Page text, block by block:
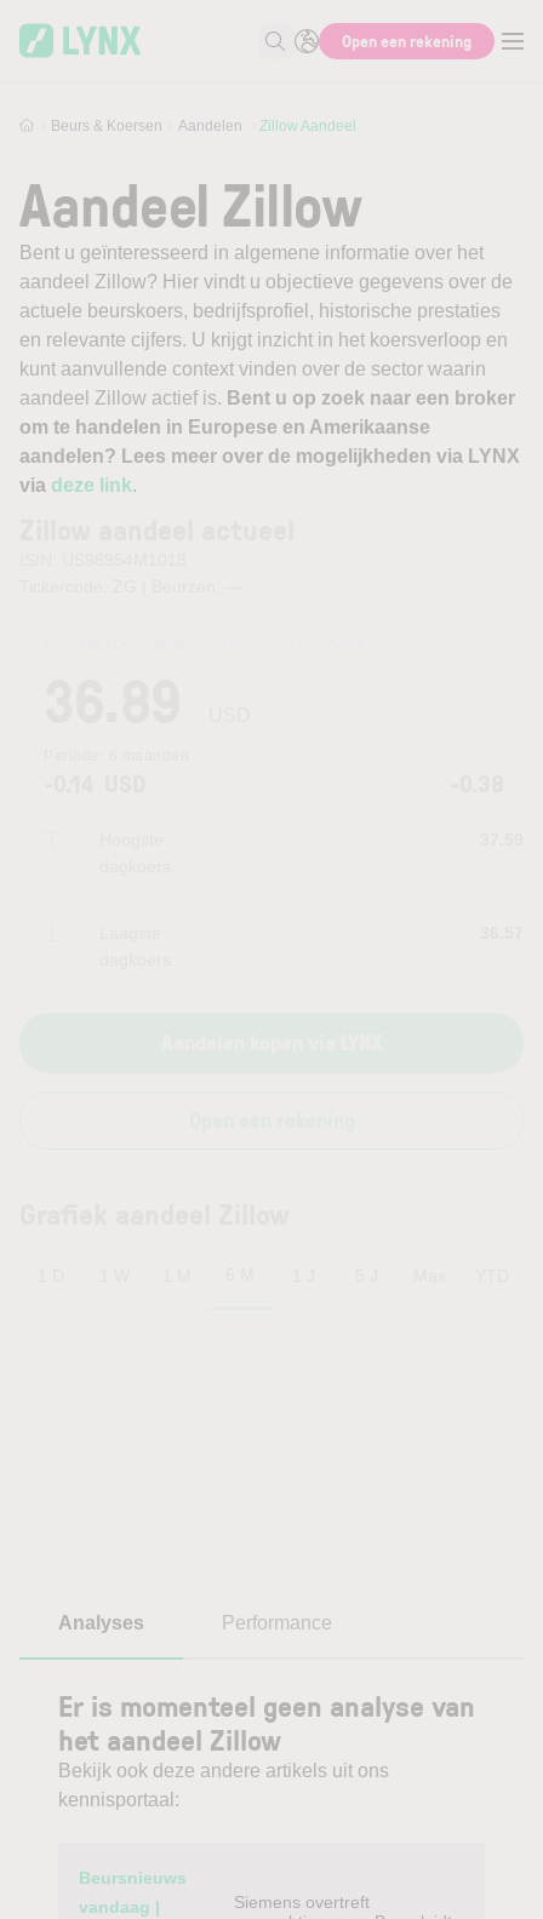
Zoek naar informatie
Open een rekening
Beurs & Koersen Aandelen Zillow Aandeel
Aandeel Zillow
Bent u geïnteresseerd in algemene informatie over het
aandeel Zillow? Hier vindt u objectieve gegevens over de
actuele beurskoers, bedrijfsprofiel, historische prestaties
en relevante cijfers. U krijgt inzicht in het koersverloop en
kunt aanvullende context vinden over de sector waarin
aandeel Zillow actief is. Bent u op zoek naar een broker
om te handelen in Europese en Amerikaanse
aandelen? Lees meer over de mogelijkheden via LYNX
via deze link.
Analyses Performance
Er is momenteel geen analyse van
het aandeel Zillow
Bekijk ook deze andere artikels uit ons
kennisportaal:
Category
Beursnieuws
vandaag |
Siemens overtreft